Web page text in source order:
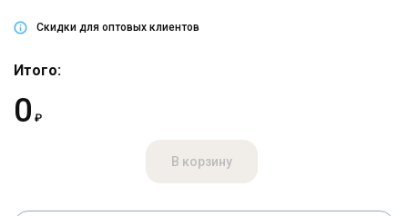
Скидки для оптовых клиентов
Итого:
0 ₽
В корзину